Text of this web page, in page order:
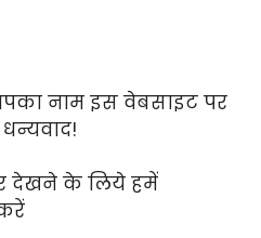
नाम इस वेबसाइट पर
देखने के लिये हमें